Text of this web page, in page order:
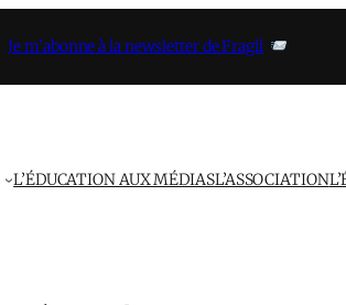
Je m’abonne à la newsletter de Fragil
L’ÉDUCATION AUX MÉDIASL’ASSOCIATION